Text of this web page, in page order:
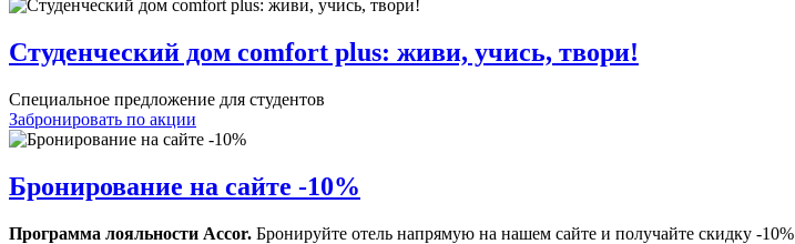
Студенческий дом comfort plus: живи, учись, твори!
Специальное предложение для студентов
Забронировать по акции
Бронирование на сайте -10%
Программа лояльности Accor. Бронируйте отель напрямую на нашем сайте и получайте скидку -10%